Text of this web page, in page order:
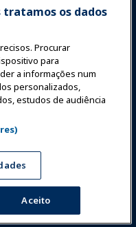
de Parques de
direitos reservados.
Aviso de tradução
Gerir preferências
tratamos os dados
Procurar
para
a informações num
personalizados,
estudos de audiência
Aceito